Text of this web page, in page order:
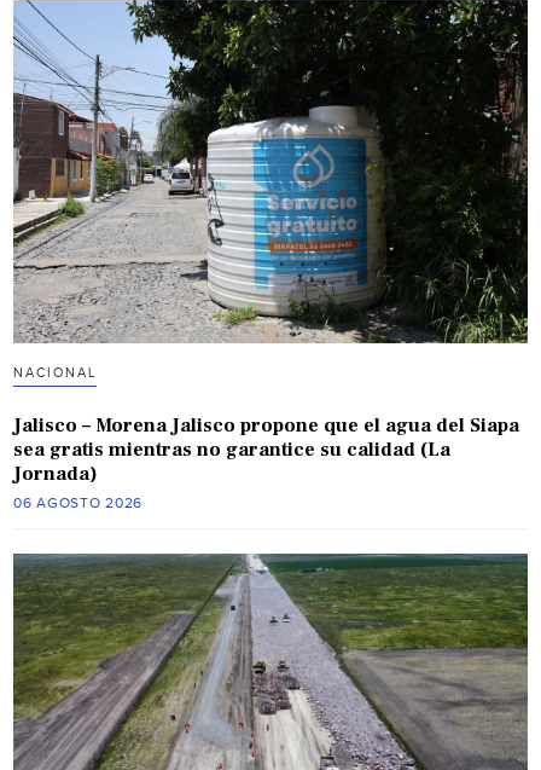
NACIONAL
Jalisco – Morena Jalisco propone que el agua del Siapa
sea gratis mientras no garantice su calidad (La
Jornada)
06 AGOSTO 2026